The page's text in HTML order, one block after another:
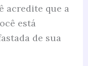
acredite que a
está
de sua